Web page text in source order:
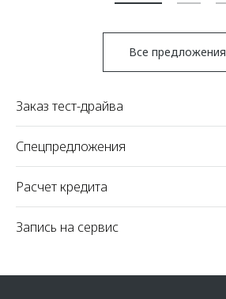
Все предложения
Заказ тест-драйва
Спецпредложения
Расчет кредита
Запись на сервис